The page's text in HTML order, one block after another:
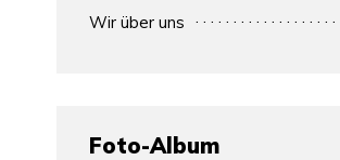
Wir über uns
Foto-Album